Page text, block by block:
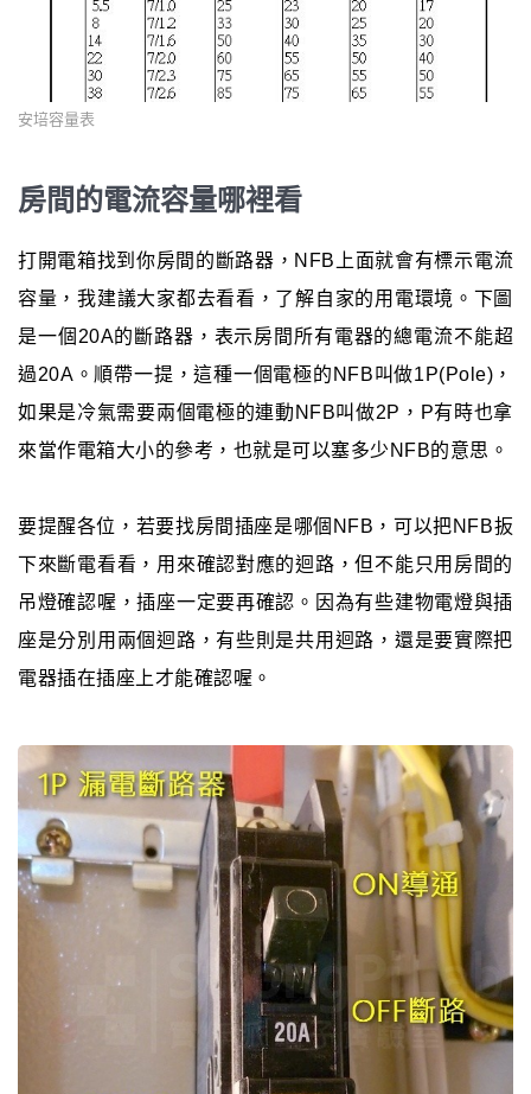
安培容量表
房間的電流容量哪裡看
打開電箱找到你房間的斷路器，NFB上面就會有標示電流
容量，我建議大家都去看看，了解自家的用電環境。下圖
是一個20A的斷路器，表示房間所有電器的總電流不能超
過20A。順帶一提，這種一個電極的NFB叫做1P(Pole)，
如果是冷氣需要兩個電極的連動NFB叫做2P，P有時也拿
來當作電箱大小的參考，也就是可以塞多少NFB的意思。
要提醒各位，若要找房間插座是哪個NFB，可以把NFB扳
下來斷電看看，用來確認對應的迴路，但不能只用房間的
吊燈確認喔，插座一定要再確認。因為有些建物電燈與插
座是分別用兩個迴路，有些則是共用迴路，還是要實際把
電器插在插座上才能確認喔。